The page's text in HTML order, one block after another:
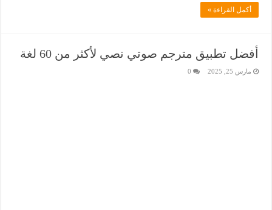
أكمل القراءة »
أفضل تطبيق مترجم صوتي نصي لأكثر من 60 لغة
مارس 25, 2025 0